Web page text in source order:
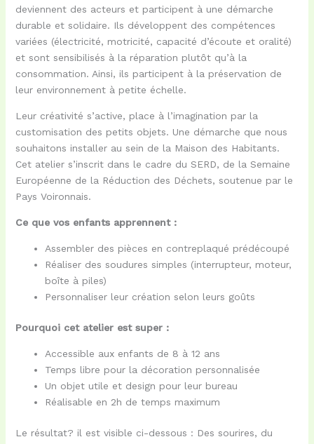
deviennent des acteurs et participent à une démarche
durable et solidaire. Ils développent des compétences
variées (électricité, motricité, capacité d’écoute et oralité)
et sont sensibilisés à la réparation plutôt qu’à la
consommation. Ainsi, ils participent à la préservation de
leur environnement à petite échelle.
Leur créativité s’active, place à l’imagination par la
customisation des petits objets. Une démarche que nous
souhaitons installer au sein de la Maison des Habitants.
Cet atelier s’inscrit dans le cadre du SERD, de la Semaine
Européenne de la Réduction des Déchets, soutenue par le
Pays Voironnais.
Ce que vos enfants apprennent :
Assembler des pièces en contreplaqué prédécoupé
Réaliser des soudures simples (interrupteur, moteur,
boîte à piles)
Personnaliser leur création selon leurs goûts
Pourquoi cet atelier est super :
Accessible aux enfants de 8 à 12 ans
Temps libre pour la décoration personnalisée
Un objet utile et design pour leur bureau
Réalisable en 2h de temps maximum
Le résultat? il est visible ci-dessous : Des sourires, du